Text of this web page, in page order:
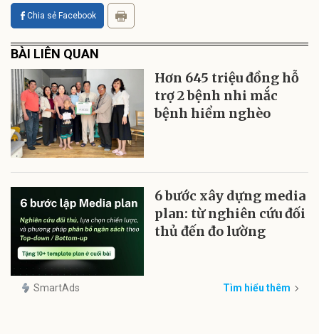
Chia sẻ Facebook
BÀI LIÊN QUAN
Hơn 645 triệu đồng hỗ
trợ 2 bệnh nhi mắc
bệnh hiểm nghèo
6 bước xây dựng media
plan: từ nghiên cứu đối
thủ đến đo lường
SmartAds Tìm hiểu thêm